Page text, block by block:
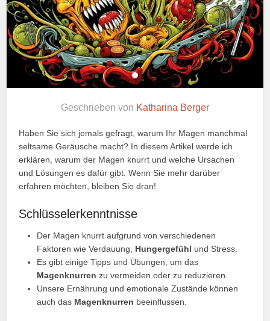
Geschrieben von Katharina Berger
Haben Sie sich jemals gefragt, warum Ihr Magen manchmal
seltsame Geräusche macht? In diesem Artikel werde ich
erklären, warum der Magen knurrt und welche Ursachen
und Lösungen es dafür gibt. Wenn Sie mehr darüber
erfahren möchten, bleiben Sie dran!
Schlüsselerkenntnisse
Der Magen knurrt aufgrund von verschiedenen
Faktoren wie Verdauung, Hungergefühl und Stress.
Es gibt einige Tipps und Übungen, um das
Magenknurren zu vermeiden oder zu reduzieren.
Unsere Ernährung und emotionale Zustände können
auch das Magenknurren beeinflussen.